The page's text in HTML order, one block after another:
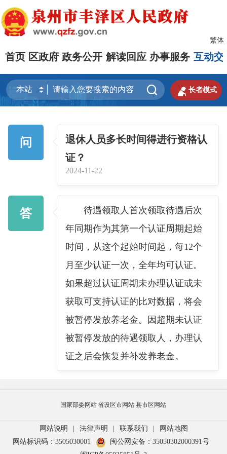
繁体
首页 区政府 政务公开 解读回应 办事服务 互动交
  长者模式
问
退休人员多长时间得进行资格认
证？
2024-11-22
答
待遇领取人首次领取待遇后次
年同期作为其第一个认证周期起始
时间，从这个起始时间起，每12个
月至少认证一次，全年均可认证。
如果超过认证周期未办理认证或未
获取可支持认证的比对数据，将会
被暂停发放养老金。因超期未认证
被暂停发放的待遇领取人，办理认
证之后会恢复并补发养老金。
国家部委网站省设区市网站 县市区网站
网站说明 | 法律声明 | 联系我们 |
网站地图
网站标识码：3505030001
闽公网安备：35050302000391号